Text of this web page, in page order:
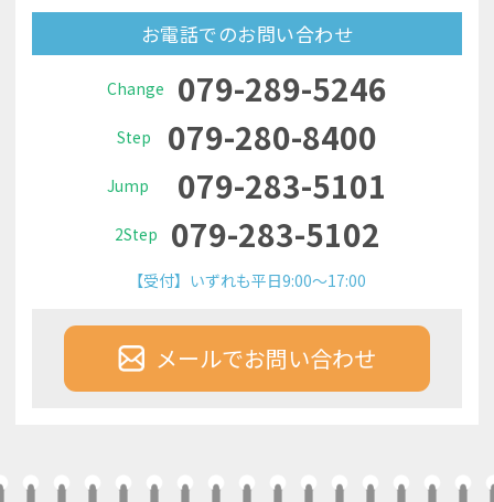
お電話でのお問い合わせ
Change 079-289-5246
Step 079-280-8400
Jump 079-283-5101
2Step 079-283-5102
【受付】いずれも平日9:00～17:00
メールでお問い合わせ